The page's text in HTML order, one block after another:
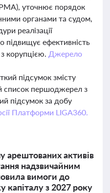
уточнює порядок
органами та судом,
реалізації
підвищує ефективність
корупцією. Джерело
підсумок змісту
список першоджерел з
підсумок за добу
Платформи LIGA360.
арештованих активів
надзвичайним
вимоги до
капіталу з 2027 року